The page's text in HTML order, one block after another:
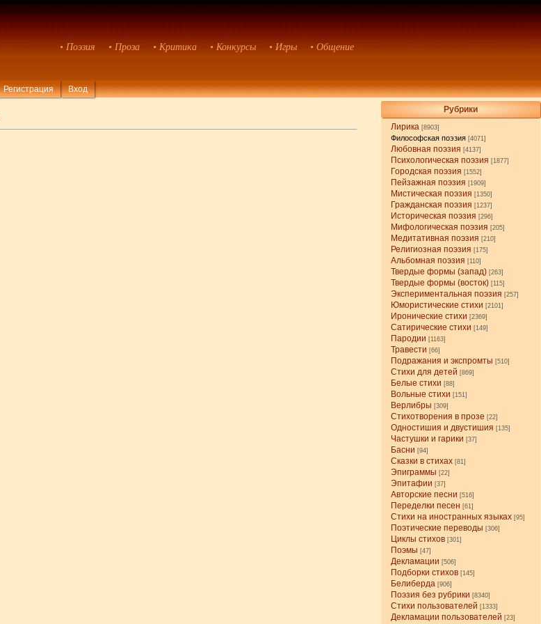
• Поэзия • Проза • Критика • Конкурсы • Игры • Общение
Регистрация Вход
Рубрики
Лирика [8903]
Философская поэзия [4071]
Любовная поэзия [4137]
Психологическая поэзия [1877]
Городская поэзия [1552]
Пейзажная поэзия [1909]
Мистическая поэзия [1350]
Гражданская поэзия [1237]
Историческая поэзия [296]
Мифологическая поэзия [205]
Медитативная поэзия [210]
Религиозная поэзия [175]
Альбомная поэзия [110]
Твердые формы (запад) [263]
Твердые формы (восток) [115]
Экспериментальная поэзия [257]
Юмористические стихи [2101]
Иронические стихи [2369]
Сатирические стихи [149]
Пародии [1163]
Травести [66]
Подражания и экспромты [510]
Стихи для детей [869]
Белые стихи [88]
Вольные стихи [151]
Верлибры [309]
Стихотворения в прозе [22]
Одностишия и двустишия [135]
Частушки и гарики [37]
Басни [94]
Сказки в стихах [81]
Эпиграммы [22]
Эпитафии [37]
Авторские песни [516]
Переделки песен [61]
Стихи на иностранных языках [95]
Поэтические переводы [306]
Циклы стихов [301]
Поэмы [47]
Декламации [506]
Подборки стихов [145]
Белиберда [906]
Поэзия без рубрики [8340]
Стихи пользователей [1333]
Декламации пользователей [23]